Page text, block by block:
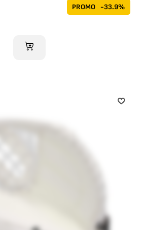
PROMO -33.9%
AJOUTER AU PANIER